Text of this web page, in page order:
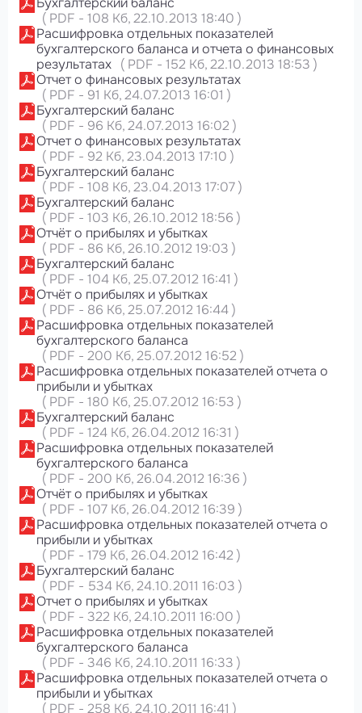
( PDF - 108 Кб, 22.10.2013 18:40 )
Расшифровка отдельных показателей
бухгалтерского баланса и отчета о финансовых
результатах ( PDF - 152 Кб, 22.10.2013 18:53 )
Отчет о финансовых результатах
( PDF - 91 Кб, 24.07.2013 16:01 )
Бухгалтерский баланс
( PDF - 96 Кб, 24.07.2013 16:02 )
Отчет о финансовых результатах
( PDF - 92 Кб, 23.04.2013 17:10 )
Бухгалтерский баланс
( PDF - 108 Кб, 23.04.2013 17:07)
Бухгалтерский баланс
( PDF - 103 Кб, 26.10.2012 18:56 )
Отчёт о прибылях и убытках
( PDF - 86 Кб, 26.10.2012 19:03 )
Бухгалтерский баланс
( PDF - 104 Кб, 25.07.2012 16:41 )
Отчёт о прибылях и убытках
( PDF - 86 Кб, 25.07.2012 16:44)
Расшифровка отдельных показателей
бухгалтерского баланса
( PDF - 200 Кб, 25.07.2012 16:52 )
Расшифровка отдельных показателей отчета о
прибыли и убытках
( PDF - 180 Кб, 25.07.2012 16:53 )
Бухгалтерский баланс
( PDF - 124 Кб, 26.04.2012 16:31 )
Расшифровка отдельных показателей
бухгалтерского баланса
( PDF - 200 Кб, 26.04.2012 16:36 )
Отчёт о прибылях и убытках
( PDF - 107 Кб, 26.04.2012 16:39 )
Расшифровка отдельных показателей отчета о
прибыли и убытках
( PDF - 179 Кб, 26.04.2012 16:42 )
Бухгалтерский баланс
( PDF - 534 Кб, 24.10.2011 16:03 )
Отчет о прибылях и убытках
( PDF - 322 Кб, 24.10.2011 16:00 )
Расшифровка отдельных показателей
бухгалтерского баланса
( PDF - 346 Кб, 24.10.2011 16:33 )
Расшифровка отдельных показателей отчета о
прибыли и убытках
( PDF - 258 Кб, 24.10.2011 16:41 )